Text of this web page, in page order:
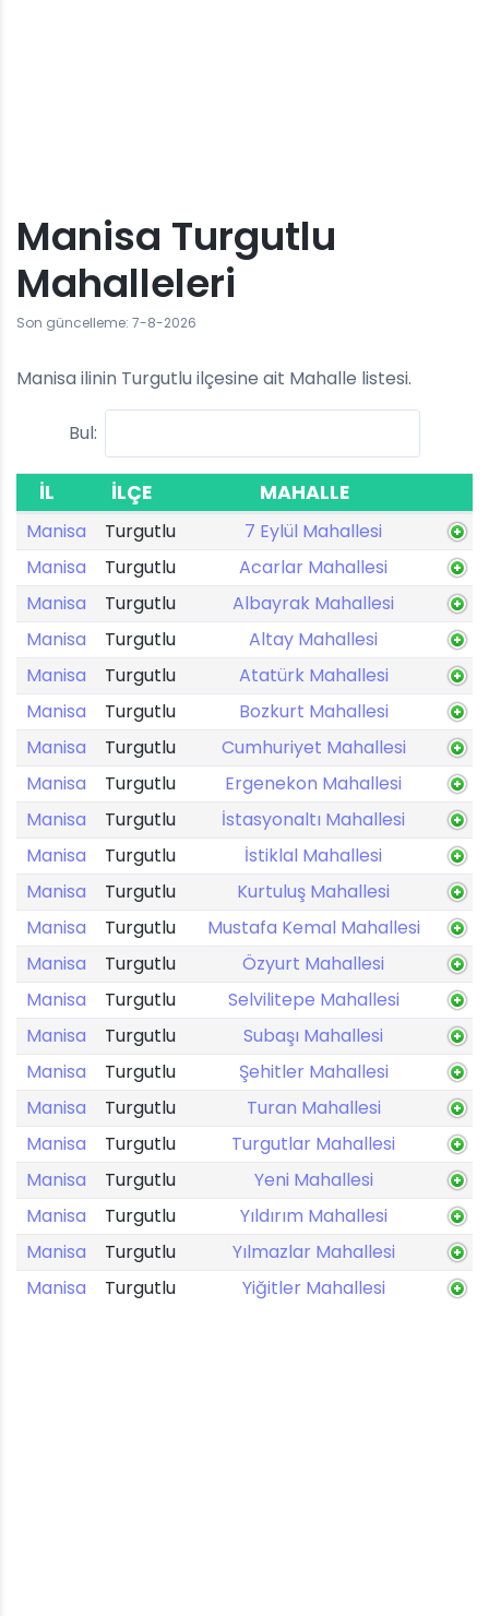
Manisa Turgutlu
Mahalleleri
Son güncelleme: 7-8-2026
Manisa ilinin Turgutlu ilçesine ait Mahalle listesi.
Bul:
İL İLÇE MAHALLE
Manisa Turgutlu
7 Eylül Mahallesi
Manisa
Turgutlu
Acarlar Mahallesi
Manisa
Turgutlu
Albayrak Mahallesi
Manisa
Turgutlu
Altay Mahallesi
Manisa
Turgutlu
Atatürk Mahallesi
Manisa
Turgutlu
Bozkurt Mahallesi
Manisa
Turgutlu
Cumhuriyet Mahallesi
Manisa
Turgutlu
Ergenekon Mahallesi
Manisa
Turgutlu
İstasyonaltı Mahallesi
Manisa
Turgutlu
İstiklal Mahallesi
Manisa
Turgutlu
Kurtuluş Mahallesi
Manisa
Turgutlu
Mustafa Kemal Mahallesi
Manisa
Turgutlu
Özyurt Mahallesi
Manisa
Turgutlu
Selvilitepe Mahallesi
Manisa
Turgutlu
Subaşı Mahallesi
Manisa
Turgutlu
Şehitler Mahallesi
Manisa
Turgutlu
Turan Mahallesi
Manisa
Turgutlu
Turgutlar Mahallesi
Manisa
Turgutlu
Yeni Mahallesi
Manisa
Turgutlu
Yıldırım Mahallesi
Manisa
Turgutlu
Yılmazlar Mahallesi
Manisa
Turgutlu Yiğitler Mahallesi